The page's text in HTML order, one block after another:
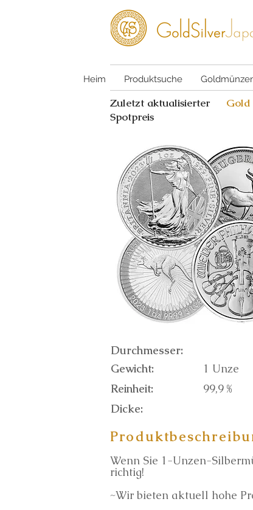
Heim Produktsuche
Zuletzt aktualisierter
Spotpreis
Gold
Durchmesser:
Gewicht:
1 Unze
Reinheit:
99,9 %
Dicke:
Wenn Sie 1-Unzen-
richtig!
~Wir bieten aktuell hohe